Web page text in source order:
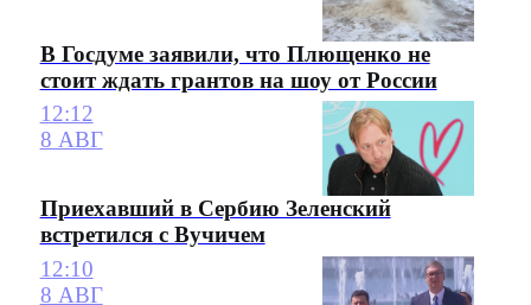
В Госдуме заявили, что Плющенко не
стоит ждать грантов на шоу от России
12:12
8 АВГ
Приехавший в Сербию Зеленский
встретился с Вучичем
12:10
8 АВГ